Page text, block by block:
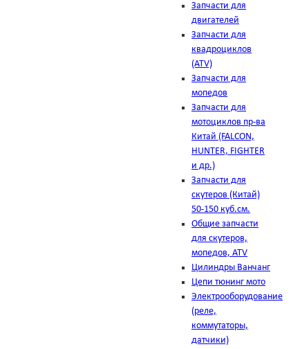
Запчасти для
двигателей
Запчасти для
квадроциклов
(ATV)
Запчасти для
мопедов
Запчасти для
мотоциклов пр-ва
Китай (FALCON,
HUNTER, FIGHTER
и др.)
Запчасти для
скутеров (Китай)
50-150 куб.см.
Общие запчасти
для скутеров,
мопедов, ATV
Цилиндры Ванчанг
Цепи тюнинг мото
Электрооборудование
(реле,
коммутаторы,
датчики)